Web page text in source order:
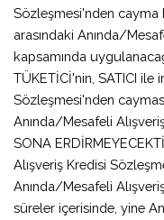
Sözleşmesi'nden cayma
arasındaki Anında/
kapsamında
TÜKETİCİ'nin, SATICI ile
Sözleşmesi'nden
Anında/Mesafeli
SONA
Alışveriş Kredisi
Anında/Mesafeli
süreler içerisinde, yine